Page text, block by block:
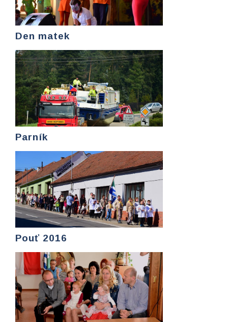
Den matek
Parník
Pouť 2016